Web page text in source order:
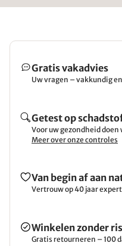
Gratis vakadvies
Uw vragen – vakkundig
Getest op
Voor uw gezondheid doen
Meer over onze controles
Van begin af aan
Vertrouw op 40 jaar
Winkelen zonder
Gratis retourneren – 100